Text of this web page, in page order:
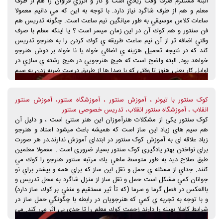
موسيقي ايراني را فرا گيرد و رفته رفته مي تواند با تكيه به گوش خود،
سازش را كوك نمايد. نكته ي قابل ذكر اين است كه براي آموزش كار با تيونر
دانستن تئوري موسيقي و فواصل و گامهاي ايراني ضروري نيست بلكه فقط
لازم است موضوعات و موارد مربوط به اين كار را به هنرجويان درس داد تا
بتوانند قطعات درس گرفته شده ي خود را با سنتوري كه حداقل ۹۰ درصد آن
كوك است اجرا كنند و لذت ببرند و آموزش تئوري موسيقي مربوط به
فواصل و گامها را در آينده به آن بپردازند.
معلم و هم از طرف شاگرد نياز دارد. با توجه به اين كه مي دانيم معمولا
ساعات كلاس موسيقي به طور ميانگين نيم ساعت است. چگونه تدريس هم
فن سنتور و هم كوك آن در اين زمان ميسر است ؟ يا اينكه معلم با صرف
وقتي اضافه تر از آن نيم ساعت طريقه ي كوك كردن را به هنرجو تدريس
كند كه در نتيجه تحميل هزينه ي اضافي خواه يا نا خواه بر دوش هنرجو
خواهد بود. البته واضح است كه هيچ هنرجويي در هيچ رشته ي سازي در
اوايل كار يعني هنوز تا وقتي كه با صدا ها از طريق درست ضربه زدن به سيم
و نواختن آهنگ آشنا نشده معلم قادر به تدريس كوك نخواهد بود به ويژه
قطع آموزش چگونگي كوك و تشخيص صداي درست حداقل چند سال به
طول مي انجامد. ۲- توصيه ي معلم به شنيدن آثار موسيقيِ مربوط كه باعث
تقويت گوش هنرجو مي شود. اين امر كه البته بهترين روش به نظر مي
رسد نيز مدت زمانِ زيادي طول خواهد كشيد تا گوش هنرجو پرورش يابد و
تا آن زمان به علت مشكلاتي كه در بالا ذكر شد مدتها بايد با ساز ناكوك
تمرين كند (كه اين خود موجب تأخير در پرورش گوش او ميشود) تا زماني
كه مهارت كوك را از طريقِ شنيداري حاصل كند. ۳- استفاده از تيونر براي
كوك سنتور: عقيده بر اين است كه مقامها و فواصلِ موسيقيِ ايراني را بر
مبناي تشخيص گوش مي توان دقيق شناخت و كوك كرد و دستگاه هاي
كوك موجود (تيونر) قادر نيستند كه فواصل دقيق كوكهاي گامهاي ايراني را
بدهند.
کوک سنتور با تیونر ، آموزش سنتور ، آموزشگاه سنتور، آموزش سنتور
انقلاب ، آموزشگاه سنتور انقلاب، تدریس خصوصی سنتور
کوک سنتور یکی از مشکلات هنرآموزان این هنر سنتی است ، و دلیل آن
هم سیم های زیاد این ساز است که همیشه باعث میشود استاد و هنرجو
زیاد علاقه ای به آموزش کوک سنتور در ابتدای آموزش ندارند.در هر صورت
برای نواختن بهتر یادگیری کوک سنتور بسیار ضروری است . معمولا معلمين
طبق صلاح ديد به طور متوسط ماهي يك مرتبه سنتور هنرجو را كوك مي
كنند. جداي از مسئله ي حمل و نقل اين ساز كه براي همه و بيشتر براي نو
جوانان كمي مشكل است حمل و نقل ساز از منزل شاگرد به محل تدريس و
باالعكس در فصل گرما و سرما (كه تأ ثير مستقيم و منفي بر كوك ساز دارد)
و با توجه به تجربه ي كمي كه هنرجويان در رابطه با چگونگي حمل ساز در
شرايط كاملا بهينه را دارند زحمت كوك معلم را تا حدي بي اثر مي كند. مي
دانيم بنا بر قابليت اين ساز (و البته اكثر سازها) مدت زماني كه اين ساز